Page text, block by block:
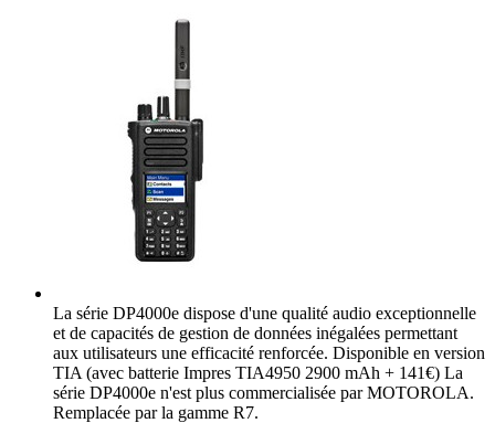
La série DP4000e dispose d'une qualité audio exceptionnelle
et de capacités de gestion de données inégalées permettant
aux utilisateurs une efficacité renforcée. Disponible en version
TIA (avec batterie Impres TIA4950 2900 mAh + 141€) La
série DP4000e n'est plus commercialisée par MOTOROLA.
Remplacée par la gamme R7.